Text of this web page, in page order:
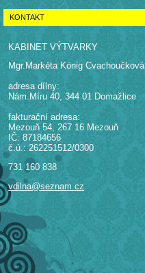
KONTAKT
KABINET VÝTVARKY
Mgr.Markéta König Cvachoučková
adresa dílny:
Nám.Míru 40, 344 01 Domažlice
fakturační adresa:
Mezouň 54, 267 16 Mezouň
IČ: 87184656
č.ú.: 262251512/0300
731 160 838
vdilna@seznam.cz